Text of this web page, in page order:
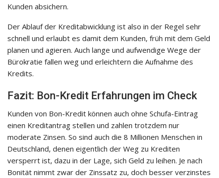
Kunden absichern.
Der Ablauf der Kreditabwicklung ist also in der Regel sehr
schnell und erlaubt es damit dem Kunden, früh mit dem Geld
planen und agieren. Auch lange und aufwendige Wege der
Bürokratie fallen weg und erleichtern die Aufnahme des
Kredits.
Fazit: Bon-Kredit Erfahrungen im Check
Kunden von Bon-Kredit können auch ohne Schufa-Eintrag
einen Kreditantrag stellen und zahlen trotzdem nur
moderate Zinsen. So sind auch die 8 Millionen Menschen in
Deutschland, denen eigentlich der Weg zu Krediten
versperrt ist, dazu in der Lage, sich Geld zu leihen. Je nach
Bonität nimmt zwar der Zinssatz zu, doch besser verzinstes